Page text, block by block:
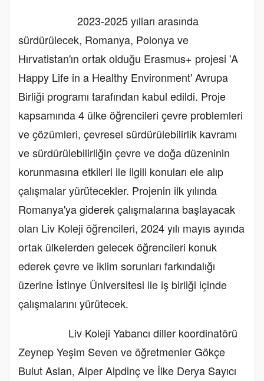
2023-2025 yılları arasında
sürdürülecek, Romanya, Polonya ve
Hırvatistan'ın ortak olduğu Erasmus+ projesi 'A
Happy Life in a Healthy Environment' Avrupa
Birliği programı tarafından kabul edildi. Proje
kapsamında 4 ülke öğrencileri çevre problemleri
ve çözümleri, çevresel sürdürülebilirlik kavramı
ve sürdürülebilirliğin çevre ve doğa düzeninin
korunmasına etkileri ile ilgili konuları ele alıp
çalışmalar yürütecekler. Projenin ilk yılında
Romanya'ya giderek çalışmalarına başlayacak
olan Liv Koleji öğrencileri, 2024 yılı mayıs ayında
ortak ülkelerden gelecek öğrencileri konuk
ederek çevre ve iklim sorunları farkındalığı
üzerine İstinye Üniversitesi ile iş birliği içinde
çalışmalarını yürütecek.
Liv Koleji Yabancı diller koordinatörü
Zeynep Yeşim Seven ve öğretmenler Gökçe
Bulut Aslan, Alper Alpdinç ve İlke Derya Sayıcı